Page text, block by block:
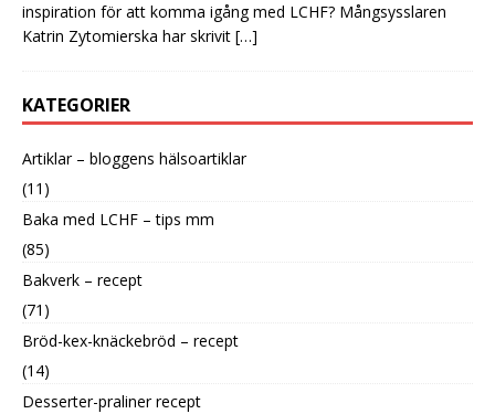
inspiration för att komma igång med LCHF? Mångsysslaren
Katrin Zytomierska har skrivit […]
KATEGORIER
Artiklar – bloggens hälsoartiklar
(11)
Baka med LCHF – tips mm
(85)
Bakverk – recept
(71)
Bröd-kex-knäckebröd – recept
(14)
Desserter-praliner recept